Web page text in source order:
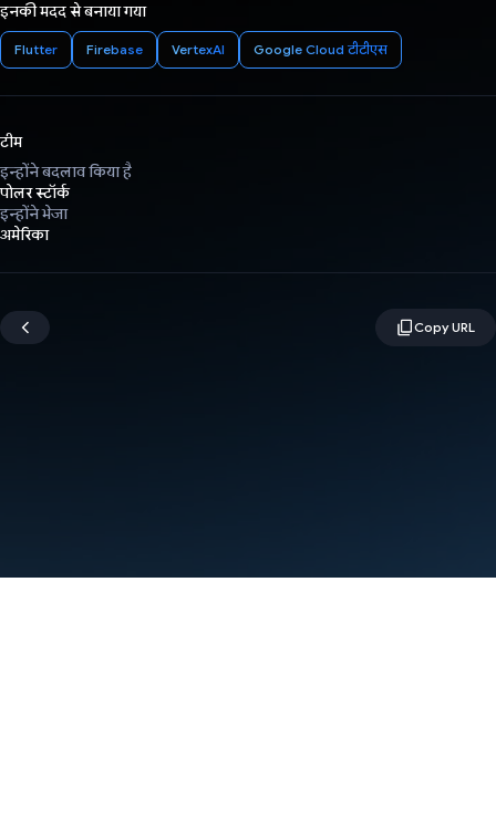
इनकी मदद से बनाया गया
Flutter Firebase VertexAI Google Cloud टीटीएस
टीम
इन्होंने बदलाव किया है
पोलर स्टॉर्क
इन्होंने भेजा
अमेरिका